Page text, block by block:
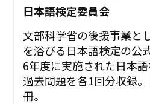
日本語検定委員会
文部科学省の後援事業と
を浴びる日本語検定の公
6年度に実施された日本
過去問題を各1回分収録
冊。